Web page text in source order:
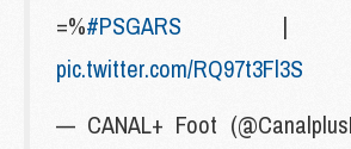
=%#PSGARS
pic.twitter.com/RQ97t3Fl3S
— CANAL+ Foot